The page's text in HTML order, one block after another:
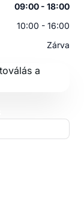
09:00 - 18:00
10:00 - 16:00
Zárva